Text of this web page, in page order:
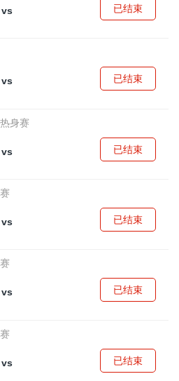
vs
已结束
vs
已结束
身赛
vs
球学院
已结束
vs
已结束
vs
已结束
范大学女篮
vs
已结束